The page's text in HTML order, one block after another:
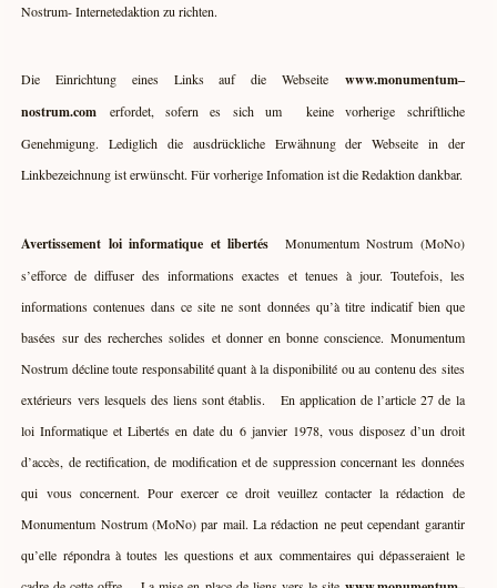
Nostrum- Internetedaktion zu richten.
Die Einrichtung eines Links auf die Webseite www.monumentum–
nostrum.com erfordet, sofern es sich um keine vorherige schriftliche
Genehmigung. Lediglich die ausdrückliche Erwähnung der Webseite in der
Linkbezeichnung ist erwünscht. Für vorherige Infomation ist die Redaktion dankbar.
Avertissement loi informatique et libertés
Monumentum Nostrum (MoNo)
s’efforce de diffuser des informations exactes et tenues à jour. Toutefois, les
informations contenues dans ce site ne sont données qu’à titre indicatif bien que
basées sur des recherches solides et donner en bonne conscience. Monumentum
Nostrum décline toute responsabilité quant à la disponibilité ou au contenu des sites
extérieurs vers lesquels des liens sont établis. En application de l’article 27 de la
loi Informatique et Libertés en date du 6 janvier 1978, vous disposez d’un droit
d’accès, de rectification, de modification et de suppression concernant les données
qui vous concernent. Pour exercer ce droit veuillez contacter la rédaction de
Monumentum Nostrum (MoNo) par mail. La rédaction ne peut cependant garantir
qu’elle répondra à toutes les questions et aux commentaires qui dépasseraient le